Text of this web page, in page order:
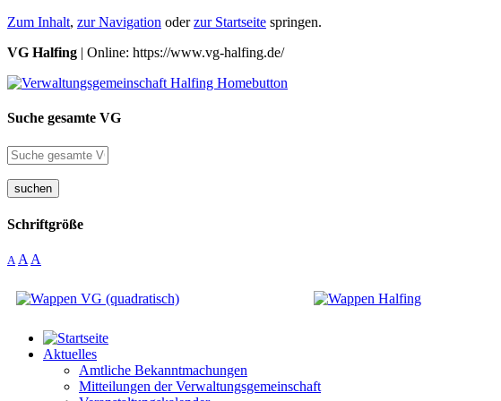
Zum Inhalt, zur Navigation oderzur Startseite springen.
VG Halfing | Online: https://www.vg-halfing.de/
Suche gesamte VG
suchen
Schriftgröße
A A A
Aktuelles
Amtliche Bekanntmachungen
Mitteilungen der Verwaltungsgemeinschaft